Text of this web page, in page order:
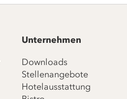
Unternehmen
Downloads
Stellenangebote
Hotelausstattung